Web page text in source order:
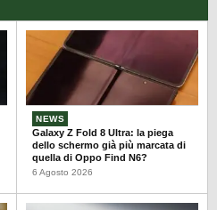
NEWS
Galaxy Z Fold 8 Ultra: la piega
dello schermo già più marcata di
quella di Oppo Find N6?
6 Agosto 2026